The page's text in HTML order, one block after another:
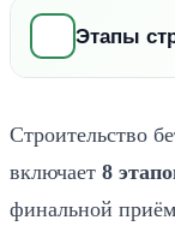
Этапы
Выносим
необходимо
Строительство
включает 8
финальной